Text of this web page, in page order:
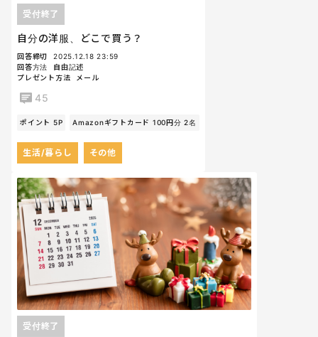
自分の洋服、どこで買う？
受付終了
回答締切
2025.12.18 23:59
回答方法
自由記述
プレゼント方法
メール
45
ポイント 5P Amazonギフトカード 100円分 2名
生活/暮らし その他
受付終了